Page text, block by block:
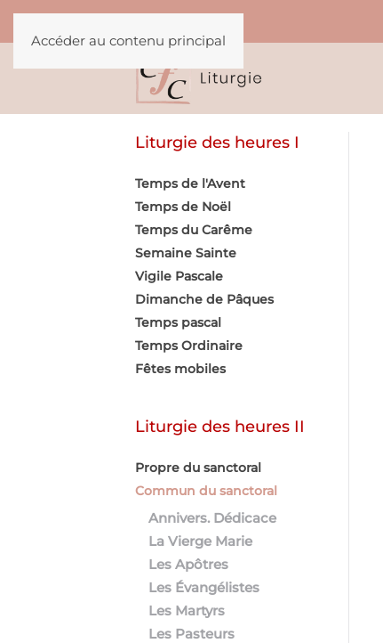
Accéder au contenu principal
Liturgie des heures I
Temps de l'Avent
Temps de Noël
Temps du Carême
Semaine Sainte
Vigile Pascale
Dimanche de Pâques
Temps pascal
Temps Ordinaire
Fêtes mobiles
Liturgie des heures II
Propre du sanctoral
Commun du sanctoral
Annivers. Dédicace
La Vierge Marie
Les Apôtres
Les Évangélistes
Les Martyrs
Les Pasteurs